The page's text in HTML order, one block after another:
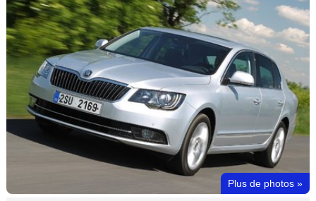
Electriques
Utilitaires
Flottes
Auto
Services
Plus de photos »